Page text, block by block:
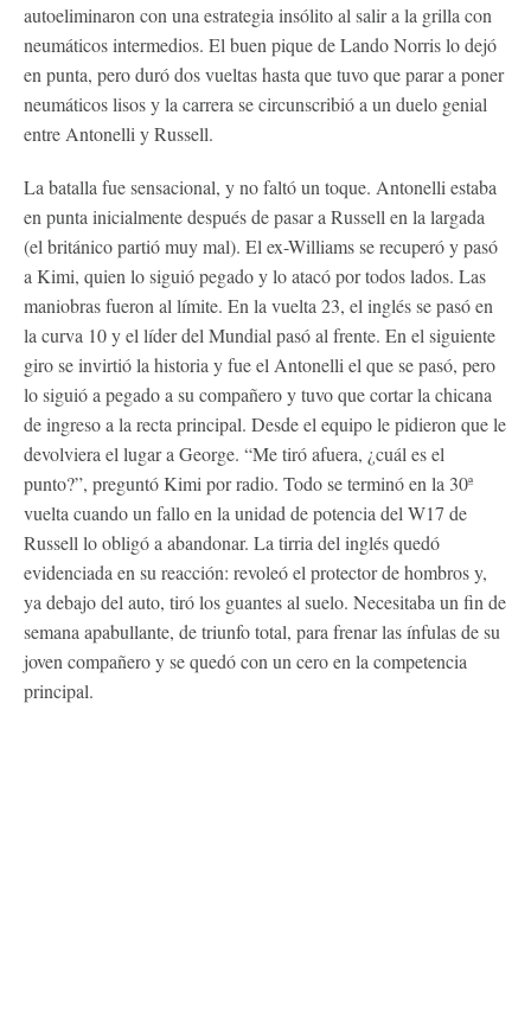
autoeliminaron con una estrategia insólito al salir a la grilla con
neumáticos intermedios. El buen pique de Lando Norris lo dejó
en punta, pero duró dos vueltas hasta que tuvo que parar a poner
neumáticos lisos y la carrera se circunscribió a un duelo genial
entre Antonelli y Russell.
La batalla fue sensacional, y no faltó un toque. Antonelli estaba
en punta inicialmente después de pasar a Russell en la largada
(el británico partió muy mal). El ex-Williams se recuperó y pasó
a Kimi, quien lo siguió pegado y lo atacó por todos lados. Las
maniobras fueron al límite. En la vuelta 23, el inglés se pasó en
la curva 10 y el líder del Mundial pasó al frente. En el siguiente
giro se invirtió la historia y fue el Antonelli el que se pasó, pero
lo siguió a pegado a su compañero y tuvo que cortar la chicana
de ingreso a la recta principal. Desde el equipo le pidieron que le
devolviera el lugar a George. “Me tiró afuera, ¿cuál es el
punto?”, preguntó Kimi por radio. Todo se terminó en la 30ª
vuelta cuando un fallo en la unidad de potencia del W17 de
Russell lo obligó a abandonar. La tirria del inglés quedó
evidenciada en su reacción: revoleó el protector de hombros y,
ya debajo del auto, tiró los guantes al suelo. Necesitaba un fin de
semana apabullante, de triunfo total, para frenar las ínfulas de su
joven compañero y se quedó con un cero en la competencia
principal.